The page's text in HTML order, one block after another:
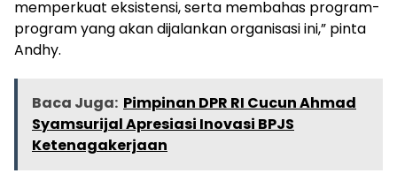
memperkuat eksistensi, serta membahas program-
program yang akan dijalankan organisasi ini,” pinta
Andhy.
Baca Juga: Pimpinan DPR RI Cucun Ahmad
Syamsurijal Apresiasi Inovasi BPJS
Ketenagakerjaan